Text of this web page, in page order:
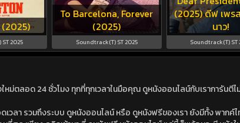
2025
To Barcelona, Forever
(2025)
Soundtrack(T) ST 2025
(2025) ดีฟ เพร
นาว!
Soundtrack(T) ST
ตลอด 24 ชั่วโมง ทุกที่ทุกเวลาในมือคุณ ดูหนังออนไลน์กับเราการันตี
วลา รวมถึงระบบ ดูหนังออนไลน์ หรือ ดูหนังฟรีของเรา ยังมีทั้ง พากค์